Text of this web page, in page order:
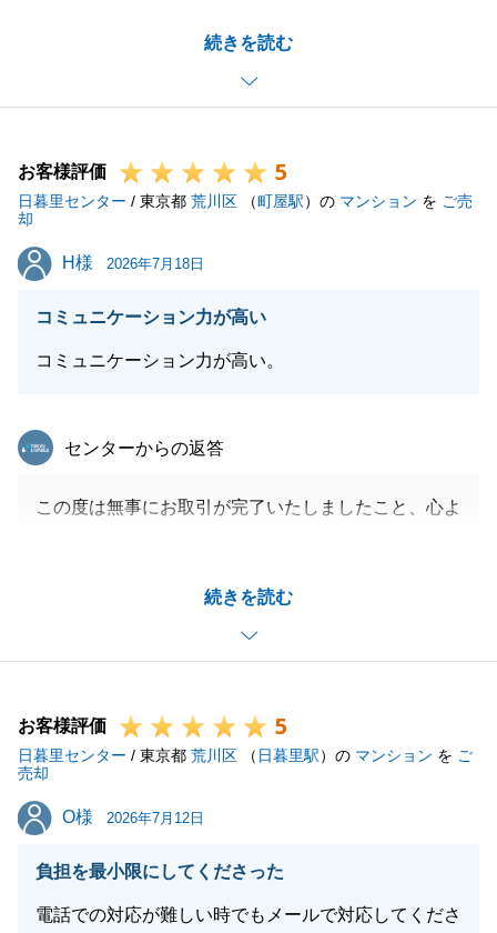
閉じる
続きを読む
た」というこの上ないお褒めの言葉を頂戴し、身に余
不動産に関することに限らず、何か気になることやお
さい。
この度は誠にありがとうございました。
お客様評価 5
日暮里センター / 東京都 荒川区 （町屋駅）の マンション を ご売
却
H様
H様 2026年7月18日
コミュニケーション力が高い
コミュニケーション力が高い。
続きを読む
東急リバブル
センターからの返答
この度は無事にお取引が完了いたしましたこと、心よ
安心して進めることができました。
また、私の対応についても身に余る温かいお言葉をい
ただき、大変光栄に思っております。
ションを心がけてまいります。
また何かお力になれることがございましたら、いつで
もお気軽にお声がけくださいませ。
閉じる
お客様評価 5
日暮里センター / 東京都 荒川区 （ 日暮里駅）の マンション を ご
売却
O様
O様 2026年7月12日
負担を最小限にしてくださった
電話での対応が難しい時でもメールで対応してくださ